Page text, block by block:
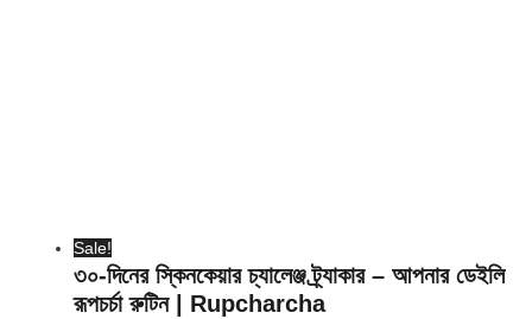
Sale!
৩০-দিনের স্কিনকেয়ার চ্যালেঞ্জ ট্র্যাকার – আপনার ডেইলি
রূপচর্চা রুটিন | Rupcharcha